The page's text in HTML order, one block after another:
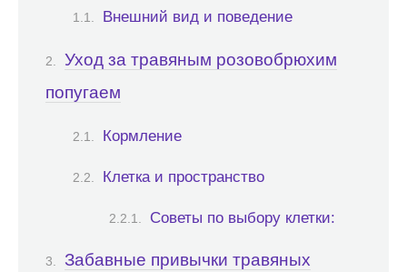
Внешний вид и поведение
Уход за травяным розовобрюхим
попугаем
Кормление
Клетка и пространство
Советы по выбору клетки:
Забавные привычки травяных